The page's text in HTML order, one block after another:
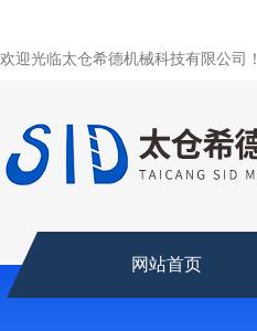
欢迎光临太仓希德机械科技有限公司！
网站首页